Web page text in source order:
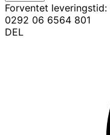
Forventet leveringstid:
0292 06 6564 801
DEL